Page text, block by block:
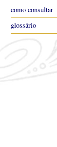
como consultar
glossário